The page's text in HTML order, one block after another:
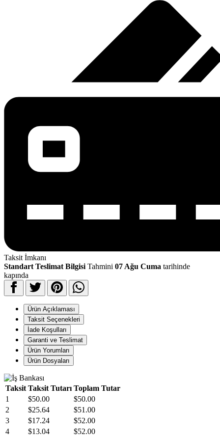
Taksit İmkanı
Standart Teslimat Bilgisi Tahmini 07 Ağu Cuma tarihinde
kapında
Ürün Açıklaması
Taksit Seçenekleri
İade Koşulları
Garanti ve Teslimat
Ürün Yorumları
Ürün Dosyaları
Taksit Taksit Tutarı Toplam Tutar
1
$50.00
$50.00
2
$25.64
$51.00
3
$17.24
$52.00
4
$13.04
$52.00